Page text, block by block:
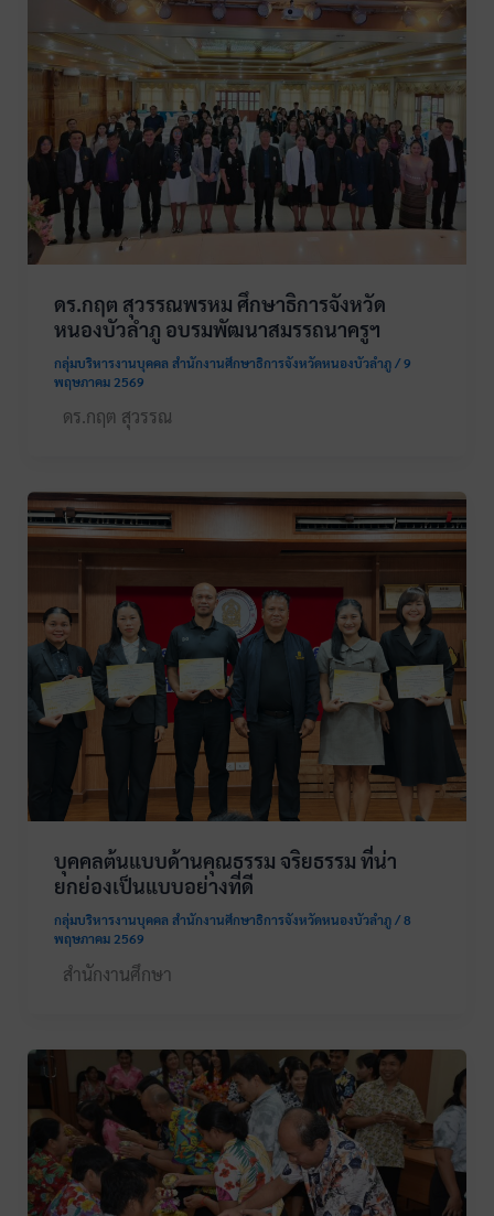
ดร.กฤต สุวรรณพรหม ศึกษาธิการจังหวัด
หนองบัวลำภู อบรมพัฒนาสมรรถนาครูฯ
กลุ่มบริหารงานบุคคล สำนักงานศึกษาธิการจังหวัดหนองบัวลำภู/9
พฤษภาคม 2569
ดร.กฤต สุวรรณ
บุคคลต้นแบบด้านคุณธรรม จริยธรรม ที่น่า
ยกย่องเป็นแบบอย่างที่ดี
กลุ่มบริหารงานบุคคล สำนักงานศึกษาธิการจังหวัดหนองบัวลำภู/8
พฤษภาคม 2569
สำนักงานศึกษา